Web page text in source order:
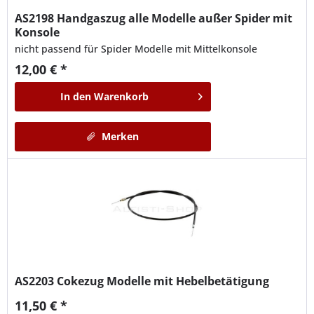
AS2198 Handgaszug alle Modelle außer Spider mit
Konsole
nicht passend für Spider Modelle mit Mittelkonsole
12,00 € *
In den Warenkorb
Merken
AS2203 Cokezug Modelle mit Hebelbetätigung
11,50 € *